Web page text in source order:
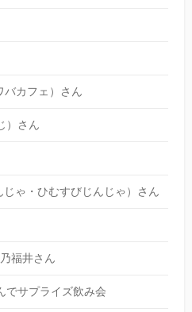
バカフェ）さん
）さん
ゃ・ひむすびじんじゃ）さん
福井さん
でサプライズ飲み会